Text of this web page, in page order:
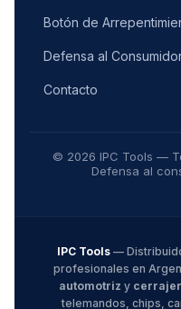
Botón de
Defensa al
Contacto
© 2026 IPC Tools —
Defensa al
IPC Tools —
profesionales en
automotriz y
telemandos, chips,